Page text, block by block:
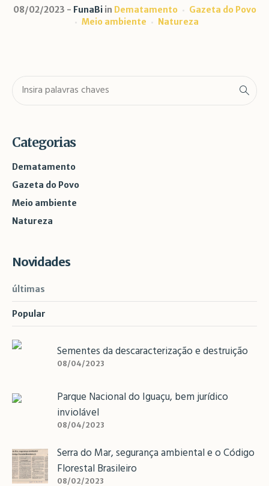
08/02/2023 FunaBiin Dematamento
Gazeta do Povo
Meio ambiente
Natureza
Categorias
Dematamento
Gazeta do Povo
Meio ambiente
Natureza
Novidades
últimas
Popular
Sementes da descaracterização e destruição
08/04/2023
Parque Nacional do Iguaçu, bem jurídico
inviolável
08/04/2023
Serra do Mar, segurança ambiental e o Código
Florestal Brasileiro
08/02/2023